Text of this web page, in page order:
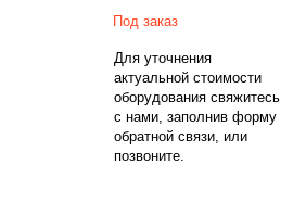
Под заказ
Для уточнения
актуальной стоимости
оборудования свяжитесь
с нами, заполнив форму
обратной связи, или
позвоните.